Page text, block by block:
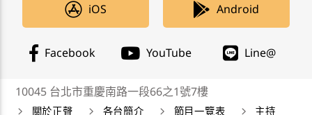
iOS Android
Facebook YouTube Line@
10045 台北市重慶南路一段66之1號7樓